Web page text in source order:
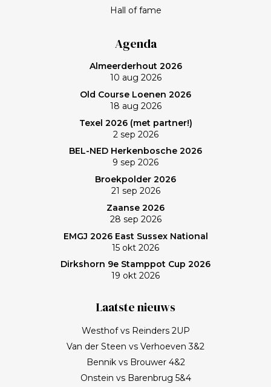
was ‘even helemaal niets; heerlijk’, zo maakt Frank de
verlies was voorzien; gedaan en laten, dus. Maar de
memorabele ronde en de waanzinnige slagen van
Frank zullen mij nog lang bijblijven. Topgast, topdag!
Frank, bedankt!
Hall of fame
Agenda
Almeerderhout 2026
10 aug 2026
Old Course Loenen 2026
18 aug 2026
Texel 2026 (met partner!)
2 sep 2026
BEL-NED Herkenbosche 2026
9 sep 2026
Broekpolder 2026
21 sep 2026
Zaanse 2026
28 sep 2026
EMGJ 2026 East Sussex National
15 okt 2026
Dirkshorn 9e Stamppot Cup 2026
19 okt 2026
Laatste nieuws
Westhof vs Reinders 2UP
Van der Steen vs Verhoeven 3&2
Bennik vs Brouwer 4&2
Onstein vs Barenbrug 5&4